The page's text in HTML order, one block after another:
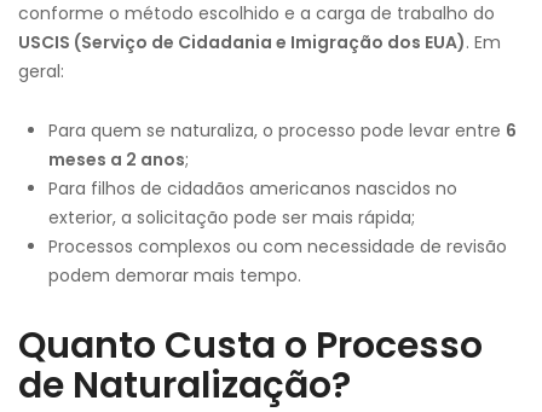
conforme o método escolhido e a carga de trabalho do
USCIS (Serviço de Cidadania e Imigração dos EUA). Em
geral:
Para quem se naturaliza, o processo pode levar entre 6
meses a 2 anos;
Para filhos de cidadãos americanos nascidos no
exterior, a solicitação pode ser mais rápida;
Processos complexos ou com necessidade de revisão
podem demorar mais tempo.
Quanto Custa o Processo
de Naturalização?